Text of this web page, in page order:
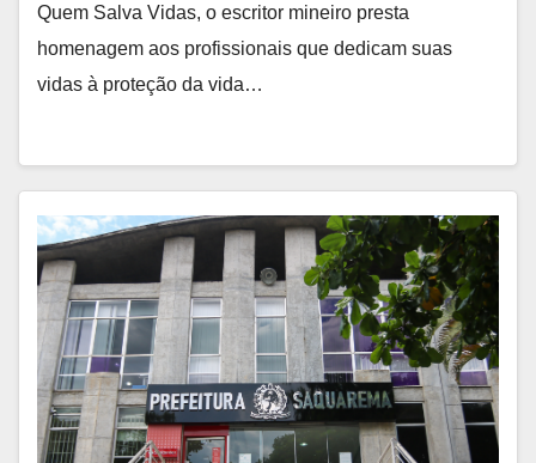
Quem Salva Vidas, o escritor mineiro presta
homenagem aos profissionais que dedicam suas
vidas à proteção da vida…